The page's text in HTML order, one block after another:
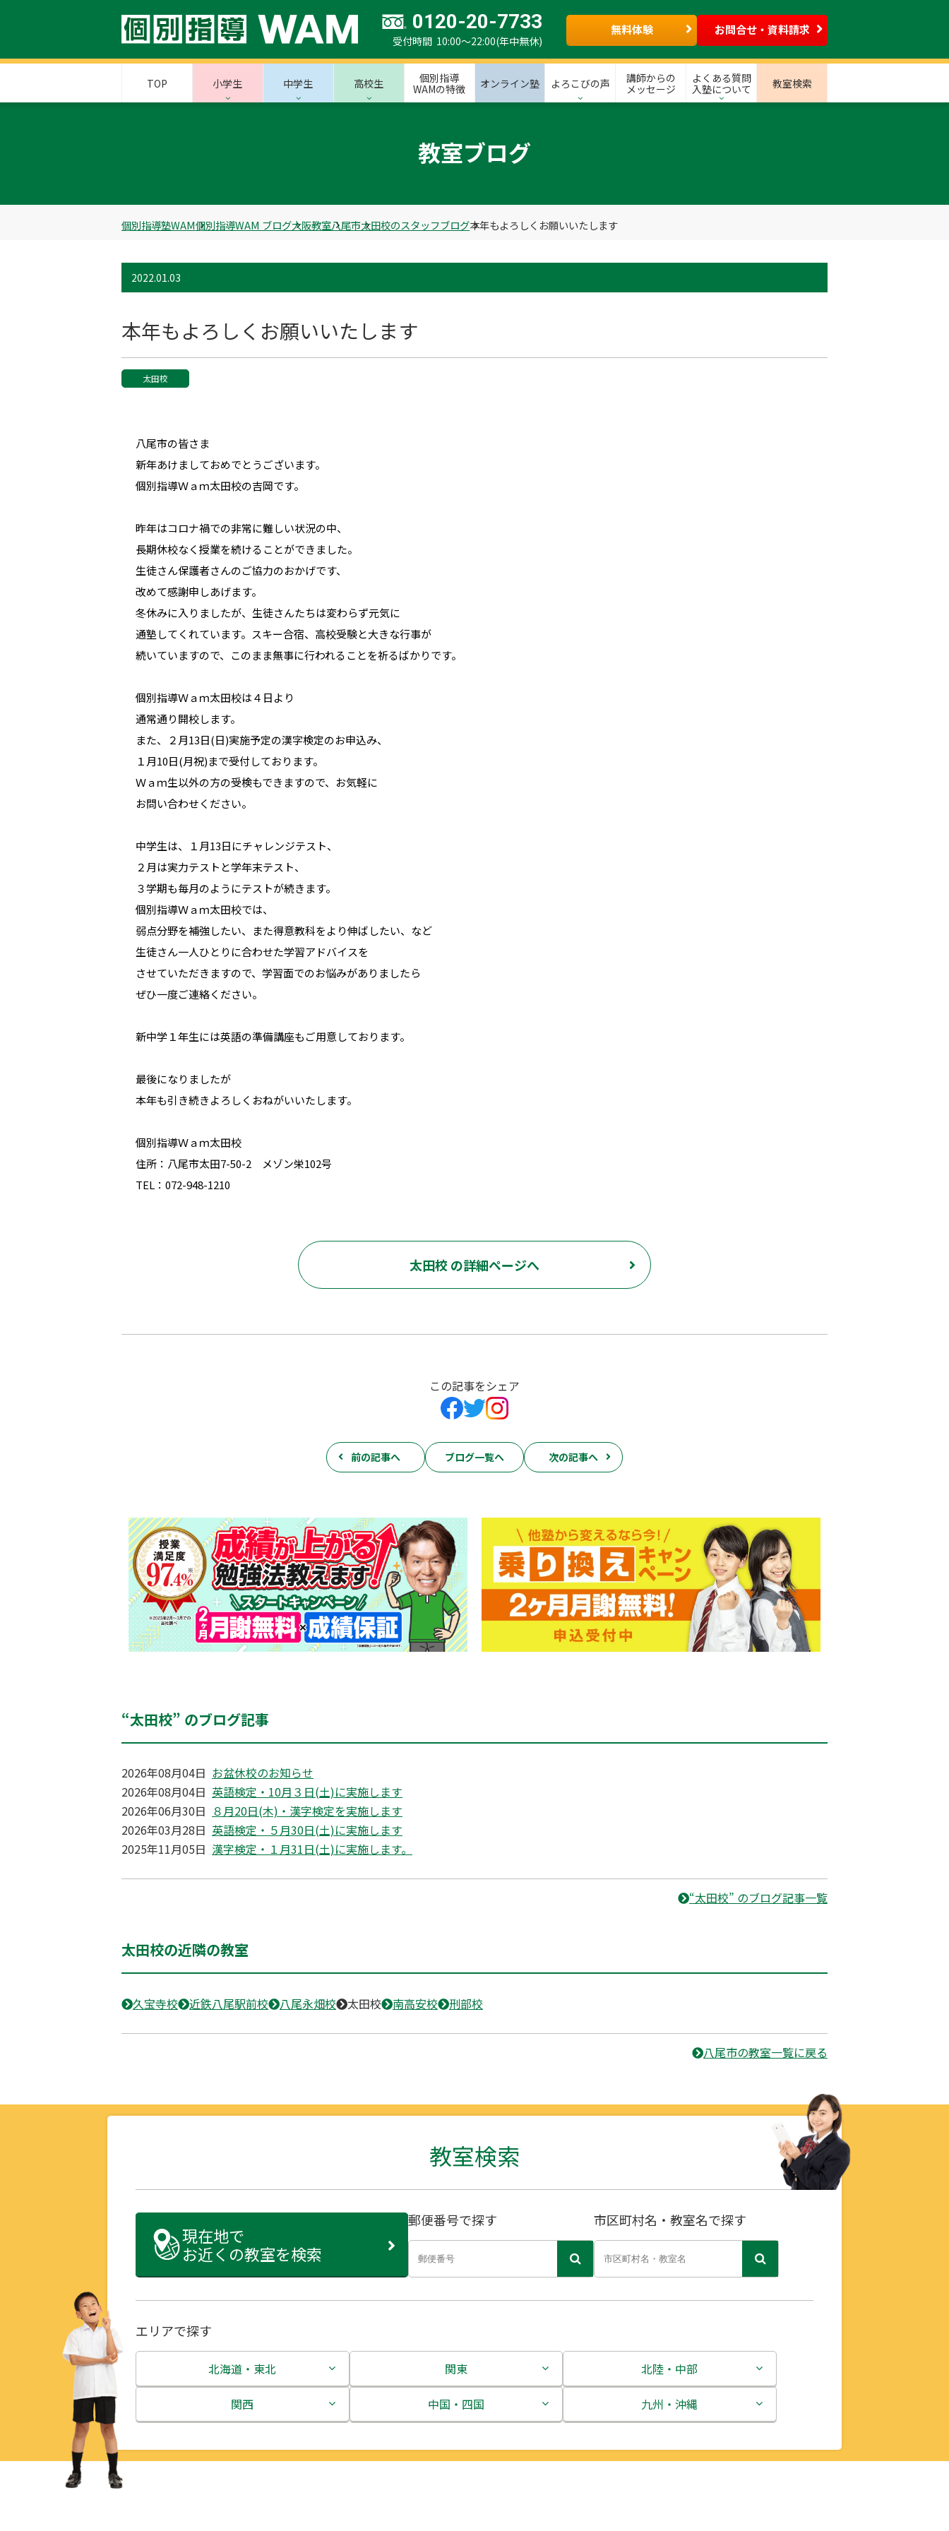
0120-20-7733
受付時間 10:00～22:00(年中無休)
無料体験 お問合せ・資料請求
TOP 小学生 中学生 高校生
個別指導
WAMの特徴
オンライン塾 よろこびの声
講師からの
メッセージ
よくある質問
入塾について
教室検索
教室ブログ
個別指導塾WAM個別指導WAM ブログ大阪教室八尾市太田校のスタッフブログ本年もよろしくお願いいたします
2022.01.03
本年もよろしくお願いいたします
太田校
八尾市の皆さま
新年あけましておめでとうございます。
個別指導Ｗａｍ太田校の吉岡です。
昨年はコロナ禍での非常に難しい状況の中、
長期休校なく授業を続けることができました。
生徒さん保護者さんのご協力のおかげです、
改めて感謝申しあげます。
冬休みに入りましたが、生徒さんたちは変わらず元気に
通塾してくれています。スキー合宿、高校受験と大きな行事が
続いていますので、このまま無事に行われることを祈るばかりです。
個別指導Ｗａｍ太田校は４日より
通常通り開校します。
また、２月13日(日)実施予定の漢字検定のお申込み、
１月10日(月祝)まで受付しております。
Ｗａｍ生以外の方の受検もできますので、お気軽に
お問い合わせください。
中学生は、１月13日にチャレンジテスト、
２月は実力テストと学年末テスト、
３学期も毎月のようにテストが続きます。
個別指導Ｗａｍ太田校では、
弱点分野を補強したい、また得意教科をより伸ばしたい、など
生徒さん一人ひとりに合わせた学習アドバイスを
させていただきますので、学習面でのお悩みがありましたら
ぜひ一度ご連絡ください。
新中学１年生には英語の準備講座もご用意しております。
最後になりましたが
本年も引き続きよろしくおねがいいたします。
個別指導Ｗａｍ太田校
住所：八尾市太田7-50-2 メゾン栄102号
TEL：072-948-1210
太田校 の詳細ページへ
この記事をシェア
前の記事へ ブログ一覧へ 次の記事へ
“太田校” のブログ記事
2026年08月04日 お盆休校のお知らせ
2026年08月04日 英語検定・10月３日(土)に実施します
2026年06月30日 ８月20日(木)・漢字検定を実施します
2026年03月28日 英語検定・５月30日(土)に実施します
2025年11月05日 漢字検定・１月31日(土)に実施します。
“太田校” のブログ記事一覧
太田校の近隣の教室
久宝寺校 近鉄八尾駅前校 八尾永畑校 太田校 南高安校 刑部校
八尾市の教室一覧に戻る
教室検索
現在地で
お近くの教室を検索
郵便番号で探す 市区町村名・教室名で探す
エリアで探す
北海道・東北
北海道
関東
茨城県
北陸・中部
新潟県
関西
中国・四国
九州・沖縄